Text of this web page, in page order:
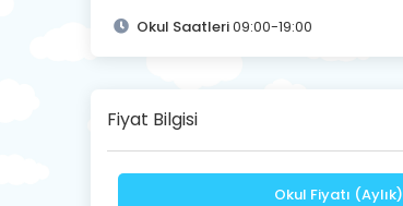
Okul Saatleri09:00-19:00
Fiyat Bilgisi
Okul Fiyatı (Aylık)